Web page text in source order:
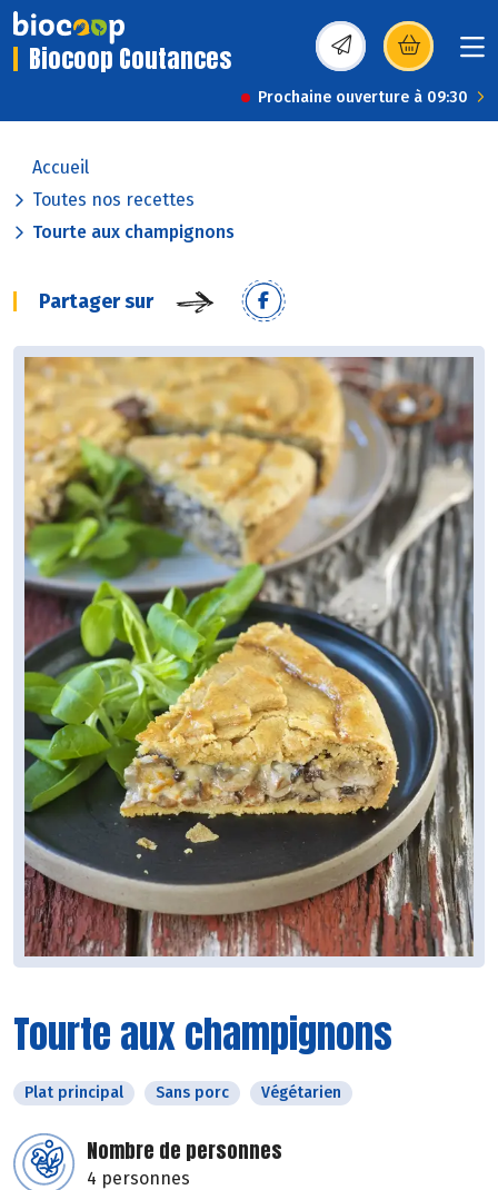
Biocoop Coutances (s’ouvre dans une
Prochaine ouverture à 09:30
Accueil
Toutes nos recettes
Tourte aux champignons
Partager sur
Tourte aux champignons
Plat principal Sans porc Végétarien
Nombre de personnes
4 personnes